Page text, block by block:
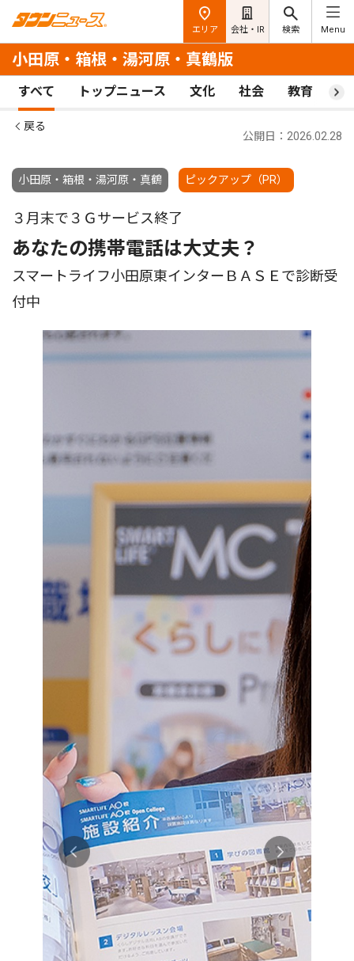
エリア 会社・IR 検索 Menu
小田原・箱根・湯河原・真鶴版
すべて トップニュース 文化 社会 教育 ス
戻る
小田原・箱根・湯河原・真鶴 ピックアップ（PR）
公開日：2026.02.28
３月末で３Ｇサービス終了
あなたの携帯電話は大丈夫？
スマートライフ小田原東インターＢＡＳＥで診断受
付中